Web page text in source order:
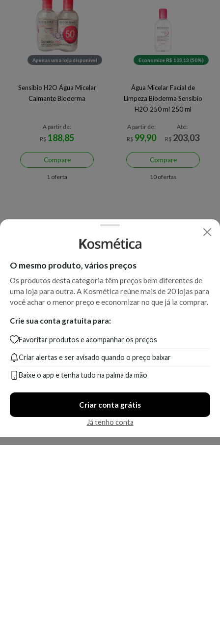
Apenas uma loja disponível
Sensibio H2O Água Micelar
Calmante Bioderma
A partir de:
R$ 188,85
Compare
1 oferta
Economize R$ 103,13 (50%)
Água Micelar Facial de
Limpeza Bioderma Sensibio
H2O 250 ml 250 ml
A partir de:
R$ 99,90
Até:
R$ 203,03
Compare
10 ofertas
O mesmo produto, vários preços
Os produtos desta categoria têm preços bem diferentes de
uma loja para outra. A Kosmética reúne mais de 20 lojas para
você achar o menor preço e economizar no que já ia comprar.
Crie sua conta gratuita para:
Favoritar produtos e acompanhar os preços
Criar alertas e ser avisado quando o preço baixar
Baixe o app e tenha tudo na palma da mão
Criar conta grátis
Já tenho conta